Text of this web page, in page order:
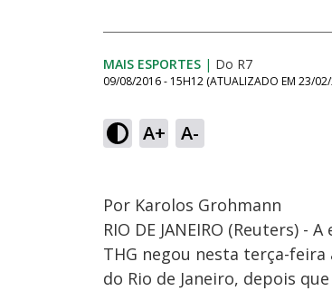
MAIS ESPORTES | Do R7
09/08/2016 - 15H12 (ATUALIZADO EM 23/
A+ A-
Por Karolos Grohmann
RIO DE JANEIRO (Reuters)
THG negou nesta terça-
do Rio de Janeiro, depois